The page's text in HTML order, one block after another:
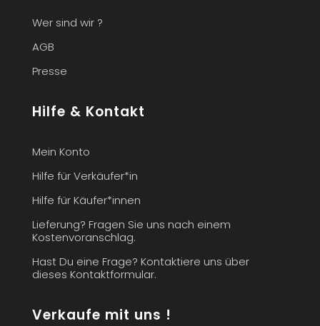
Wer sind wir ?
AGB
Presse
Hilfe & Kontakt
Mein Konto
Hilfe für Verkäufer*in
Hilfe für Käufer*innen
Lieferung? Fragen Sie uns nach einem
Kostenvoranschlag.
Hast Du eine Frage? Kontaktiere uns über
dieses Kontaktformular.
Verkaufe mit uns !